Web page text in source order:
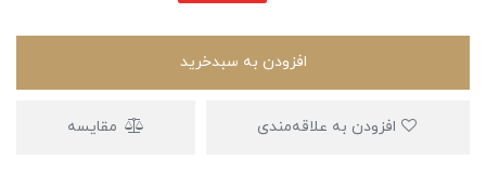
افزودن به سبدخرید
مقایسه